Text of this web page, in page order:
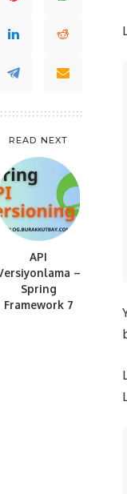
READ NEXT
API
–
Spring
Framework 7